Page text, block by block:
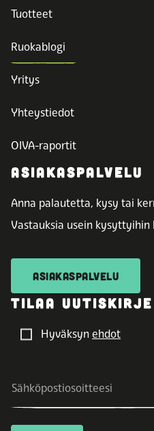
Tuotteet
Ruokablogi
Yritys
Yhteystiedot
OIVA-raportit
ASIAKASPALVELU
Anna palautetta, kysy tai
Vastauksia usein
ASIAKASPALVELU
TILAA UUTISKIRJE
Hyväksyn ehdot